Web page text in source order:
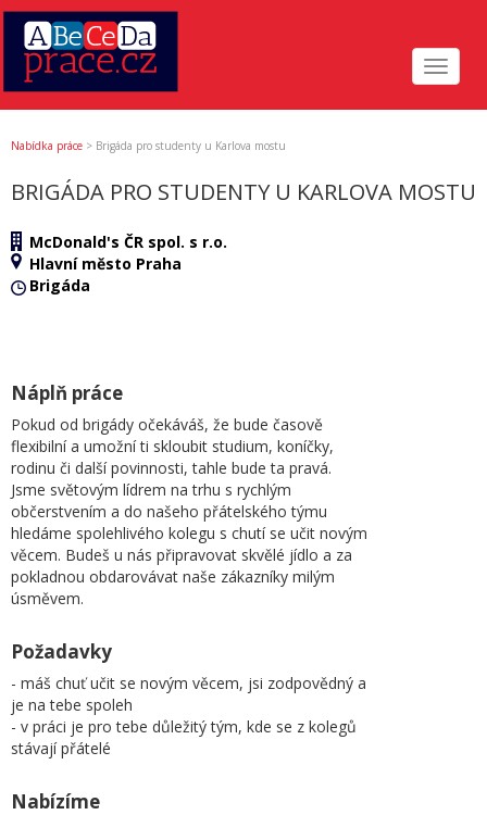
Toggle
Nabídka práce > Brigáda pro studenty u Karlova mostu
BRIGÁDA PRO STUDENTY U KARLOVA MOSTU
McDonald's ČR spol. s r.o.
Hlavní město Praha
Brigáda
Náplň práce
Pokud od brigády očekáváš, že bude časově
flexibilní a umožní ti skloubit studium, koníčky,
rodinu či další povinnosti, tahle bude ta pravá.
Jsme světovým lídrem na trhu s rychlým
občerstvením a do našeho přátelského týmu
hledáme spolehlivého kolegu s chutí se učit novým
věcem. Budeš u nás připravovat skvělé jídlo a za
pokladnou obdarovávat naše zákazníky milým
úsměvem.
Požadavky
- máš chuť učit se novým věcem, jsi zodpovědný a
je na tebe spoleh
- v práci je pro tebe důležitý tým, kde se z kolegů
stávají přátelé
Nabízíme